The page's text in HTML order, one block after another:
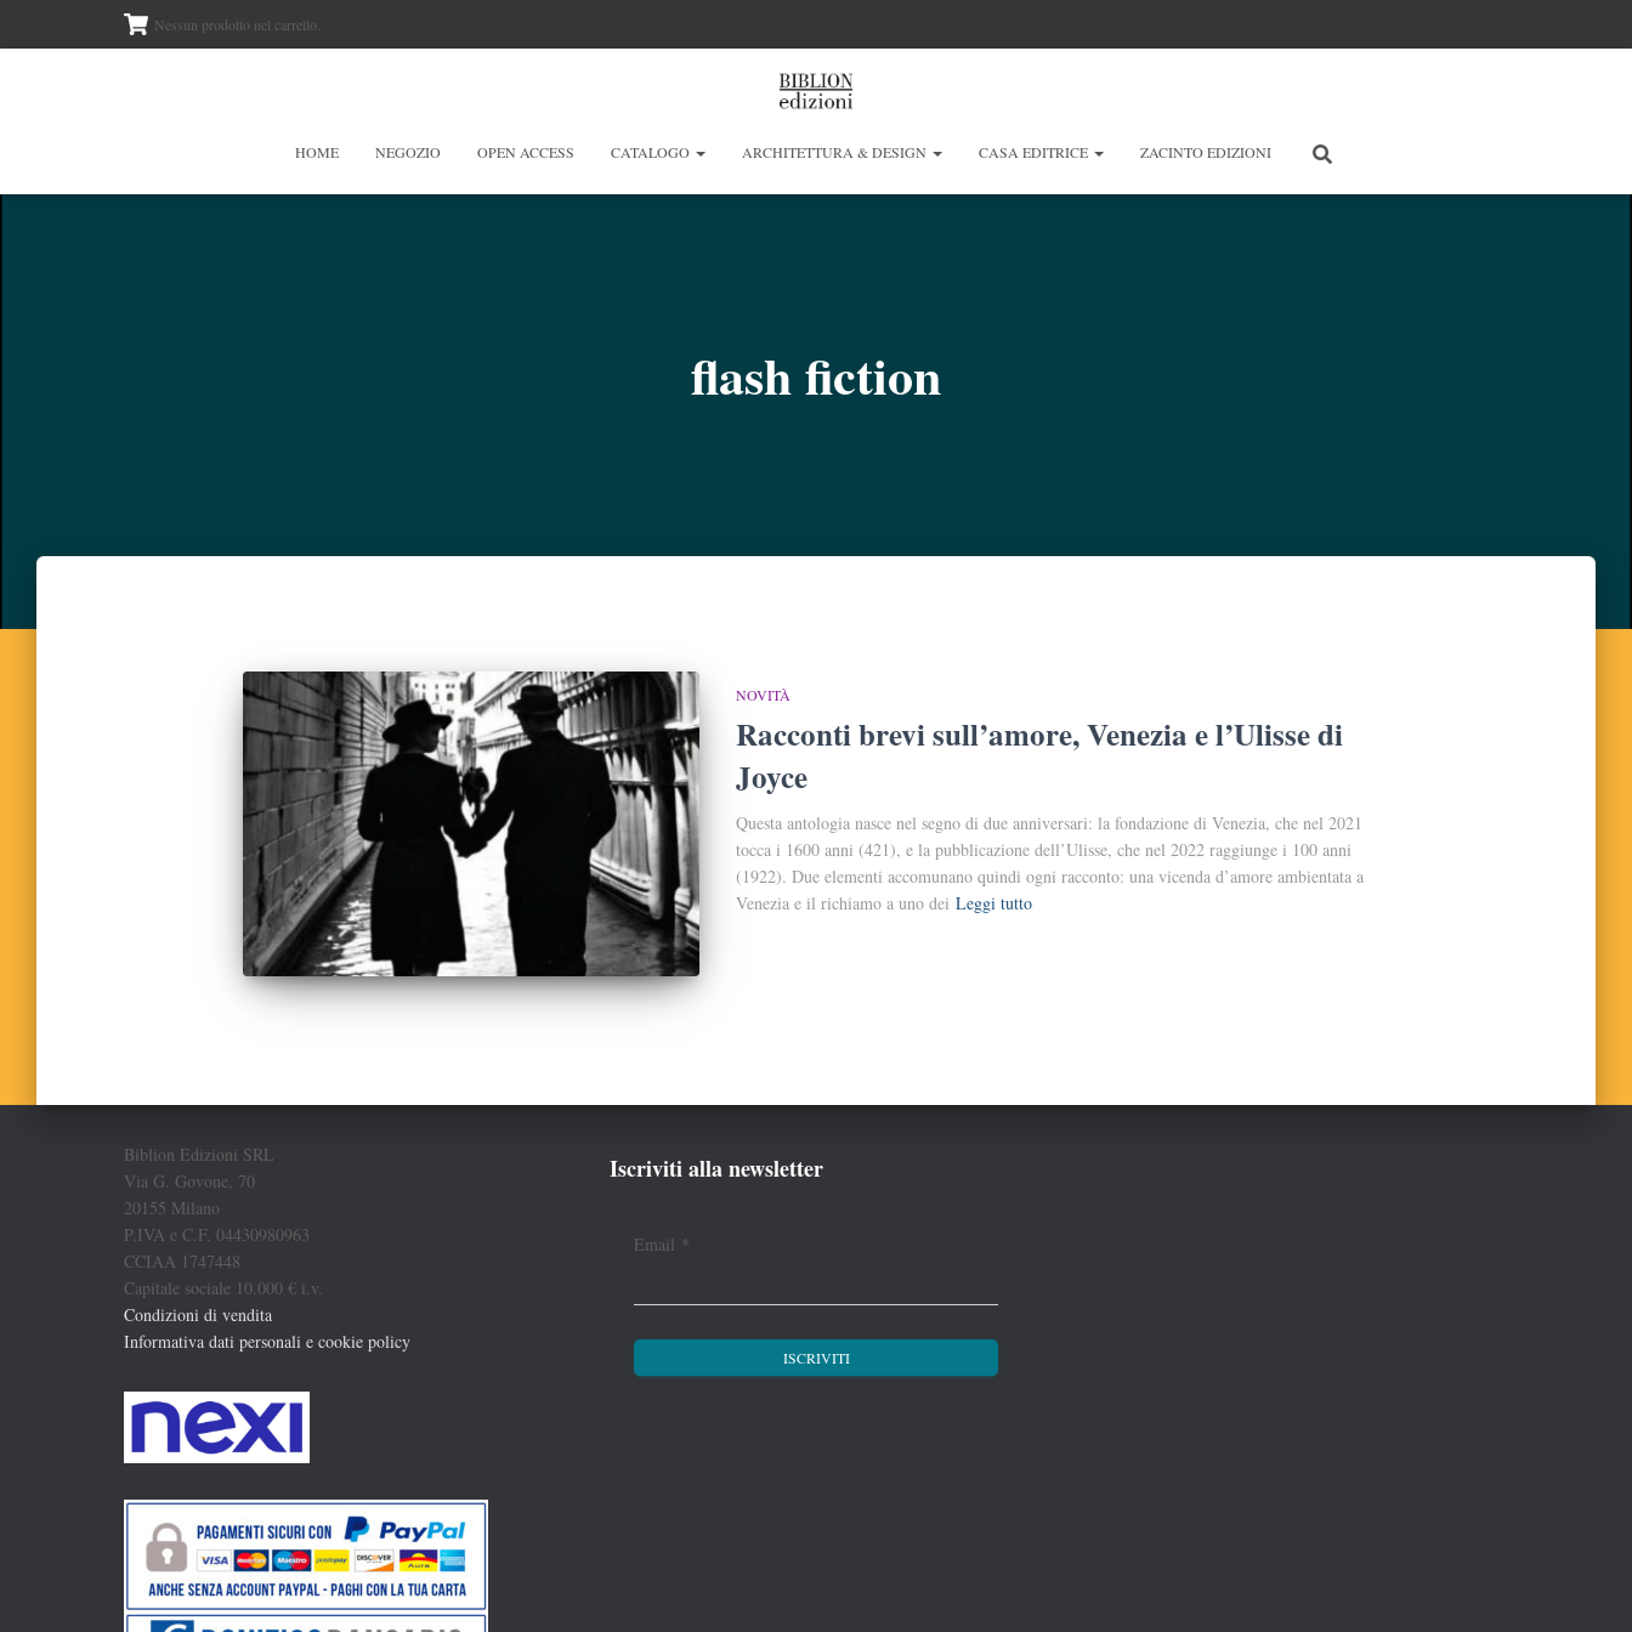
Nessun prodotto nel carrello.
HOME NEGOZIO OPEN ACCESS CATALOGO ARCHITETTURA & DESIGN CASA EDITRICE ZACINTO EDIZIONI
flash fiction
NOVITÀ
Racconti brevi sull’amore, Venezia e l’Ulisse di
Joyce
Questa antologia nasce nel segno di due anniversari: la fondazione di Venezia, che nel 2021
tocca i 1600 anni (421), e la pubblicazione dell’Ulisse, che nel 2022 raggiunge i 100 anni
(1922). Due elementi accomunano quindi ogni racconto: una vicenda d’amore ambientata a
Venezia e il richiamo a uno dei Leggi tutto
Biblion Edizioni SRL
Via G. Govone, 70
20155 Milano
P.IVA e C.F. 04430980963
CCIAA 1747448
Capitale sociale 10.000 € i.v.
Condizioni di vendita
Informativa dati personali e cookie policy
Iscriviti alla newsletter
Email *